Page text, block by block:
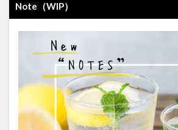
Note（WIP）